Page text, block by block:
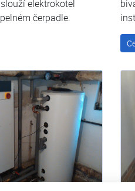
elektrokotel
čerpadle.